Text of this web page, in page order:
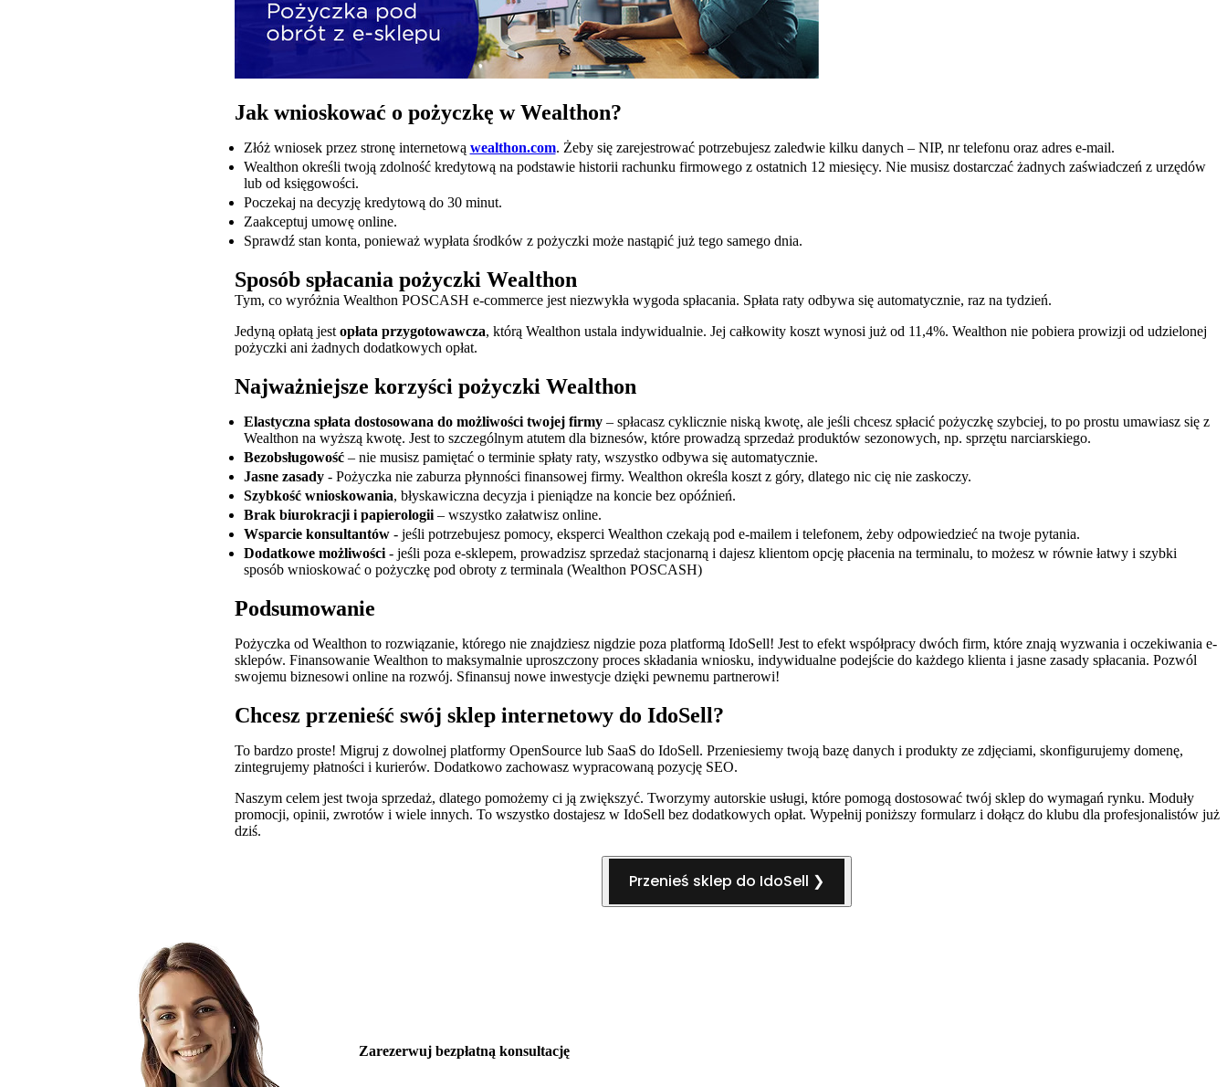
Jak wnioskować o pożyczkę w Wealthon?
Złóż wniosek przez stronę internetową wealthon.com. Żeby się zarejestrować potrzebujesz zaledwie kilku danych – NIP, nr telefonu oraz adres e-mail.
Wealthon określi twoją zdolność kredytową na podstawie historii rachunku firmowego z ostatnich 12 miesięcy. Nie musisz dostarczać żadnych zaświadczeń z urzędów
lub od księgowości.
Poczekaj na decyzję kredytową do 30 minut.
Zaakceptuj umowę online.
Sprawdź stan konta, ponieważ wypłata środków z pożyczki może nastąpić już tego samego dnia.
Sposób spłacania pożyczki Wealthon
Tym, co wyróżnia Wealthon POSCASH e-commerce jest niezwykła wygoda spłacania. Spłata raty odbywa się automatycznie, raz na tydzień.
Jedyną opłatą jest opłata przygotowawcza, którą Wealthon ustala indywidualnie. Jej całkowity koszt wynosi już od 11,4%. Wealthon nie pobiera prowizji od udzielonej
pożyczki ani żadnych dodatkowych opłat.
Najważniejsze korzyści pożyczki Wealthon
Elastyczna spłata dostosowana do możliwości twojej firmy– spłacasz cyklicznie niską kwotę, ale jeśli chcesz spłacić pożyczkę szybciej, to po prostu umawiasz się z
Wealthon na wyższą kwotę. Jest to szczególnym atutem dla biznesów, które prowadzą sprzedaż produktów sezonowych, np. sprzętu narciarskiego.
Bezobsługowość– nie musisz pamiętać o terminie spłaty raty, wszystko odbywa się automatycznie.
Jasne zasady- Pożyczka nie zaburza płynności finansowej firmy. Wealthon określa koszt z góry, dlatego nic cię nie zaskoczy.
Szybkość wnioskowania, błyskawiczna decyzja i pieniądze na koncie bez opóźnień.
Brak biurokracji i papierologii– wszystko załatwisz online.
Wsparcie konsultantów- jeśli potrzebujesz pomocy, eksperci Wealthon czekają pod e-mailem i telefonem, żeby odpowiedzieć na twoje pytania.
Dodatkowe możliwości- jeśli poza e-sklepem, prowadzisz sprzedaż stacjonarną i dajesz klientom opcję płacenia na terminalu, to możesz w równie łatwy i szybki
sposób wnioskować o pożyczkę pod obroty z terminala (Wealthon POSCASH)
Podsumowanie
Pożyczka od Wealthon to rozwiązanie, którego nie znajdziesz nigdzie poza platformą IdoSell! Jest to efekt współpracy dwóch firm, które znają wyzwania i oczekiwania e-
sklepów. Finansowanie Wealthon to maksymalnie uproszczony proces składania wniosku, indywidualne podejście do każdego klienta i jasne zasady spłacania. Pozwól
swojemu biznesowi online na rozwój. Sfinansuj nowe inwestycje dzięki pewnemu partnerowi!
Chcesz przenieść swój sklep internetowy do IdoSell?
To bardzo proste! Migruj z dowolnej platformy OpenSource lub SaaS do IdoSell. Przeniesiemy twoją bazę danych i produkty ze zdjęciami, skonfigurujemy domenę,
zintegrujemy płatności i kurierów. Dodatkowo zachowasz wypracowaną pozycję SEO.
Naszym celem jest twoja sprzedaż, dlatego pomożemy ci ją zwiększyć. Tworzymy autorskie usługi, które pomogą dostosować twój sklep do wymagań rynku. Moduły
promocji, opinii, zwrotów i wiele innych. To wszystko dostajesz w IdoSell bez dodatkowych opłat. Wypełnij poniższy formularz i dołącz do klubu dla profesjonalistów już
dziś.
Przenieś sklep do IdoSell ❯
Zarezerwuj bezpłatną konsultację